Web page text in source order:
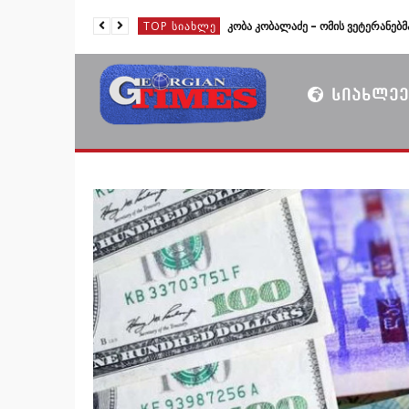
TOP ᲡᲘᲐᲮᲚᲔ
TOP ᲡᲘᲐᲮᲚᲔ
TOP ᲡᲘᲐᲮᲚᲔ
TOP ᲡᲘᲐᲮᲚᲔ